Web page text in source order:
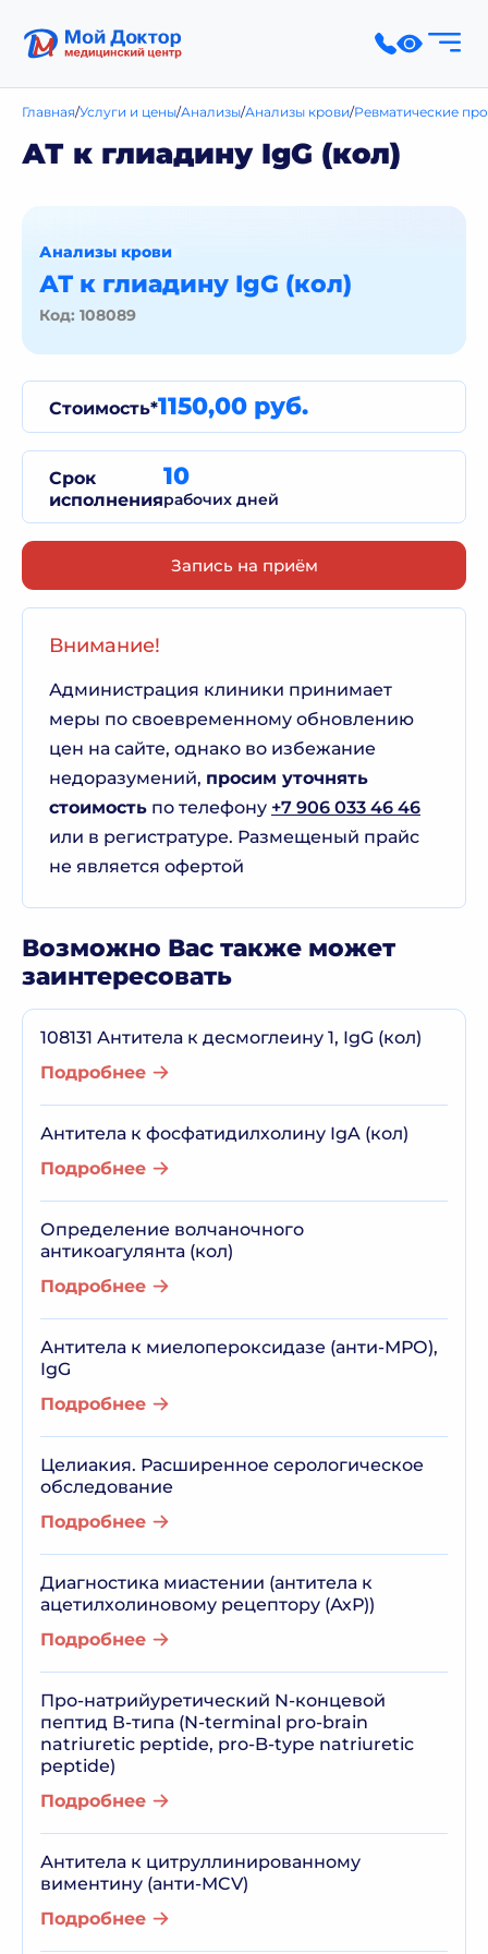
Главная Услуги и цены Анализы Анализы крови Ревматические
АТ к глиадину IgG (кол)
АТ к глиадину IgG (кол)
Код: 108089
Анализы крови
Стоимость*1150,00 руб.
Срок
исполнения
10
рабочих дней
Запись на приём
Внимание!
Администрация клиники принимает
меры по своевременному обновлению
цен на сайте, однако во избежание
недоразумений, просим уточнять
стоимость по телефону +7 906 033 46 46
или в регистратуре. Размещеный прайс
не является офертой
Возможно Вас также может
заинтересовать
108131 Антитела к десмоглеину 1, IgG (кол)
Подробнее
Антитела к фосфатидилхолину IgA (кол)
Подробнее
Определение волчаночного
антикоагулянта (кол)
Подробнее
Антитела к миелопероксидазе (анти-МРО),
IgG
Подробнее
Целиакия. Расширенное серологическое
обследование
Подробнее
Диагностика миастении (антитела к
ацетилхолиновому рецептору (АхР))
Подробнее
Про-натрийуретический N-концевой
пептид В-типа (N-terminal pro-brain
natriuretic peptide, pro-B-type natriuretic
peptide)
Подробнее
Антитела к цитруллинированному
виментину (анти-MCV)
Подробнее